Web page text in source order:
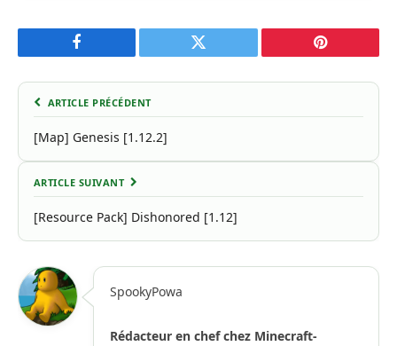
Facebook Twitter Pinterest
ARTICLE PRÉCÉDENT
[Map] Genesis [1.12.2]
ARTICLE SUIVANT
[Resource Pack] Dishonored [1.12]
SpookyPowa
Rédacteur en chef chez Minecraft-